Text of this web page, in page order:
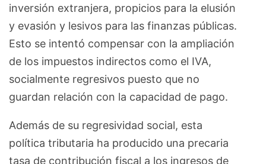
inversión extranjera, propicios para la elusión
y evasión y lesivos para las finanzas públicas.
Esto se intentó compensar con la ampliación
de los impuestos indirectos como el IVA,
socialmente regresivos puesto que no
guardan relación con la capacidad de pago.
Además de su regresividad social, esta
política tributaria ha producido una precaria
tasa de contribución fiscal a los ingresos de